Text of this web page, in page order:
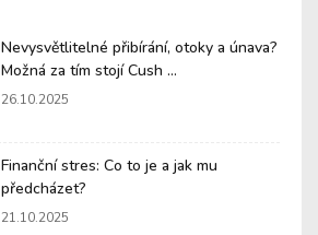
Nevysvětlitelné přibírání, otoky a únava?
Možná za tím stojí Cush ...
26.10.2025
Finanční stres: Co to je a jak mu
předcházet?
21.10.2025